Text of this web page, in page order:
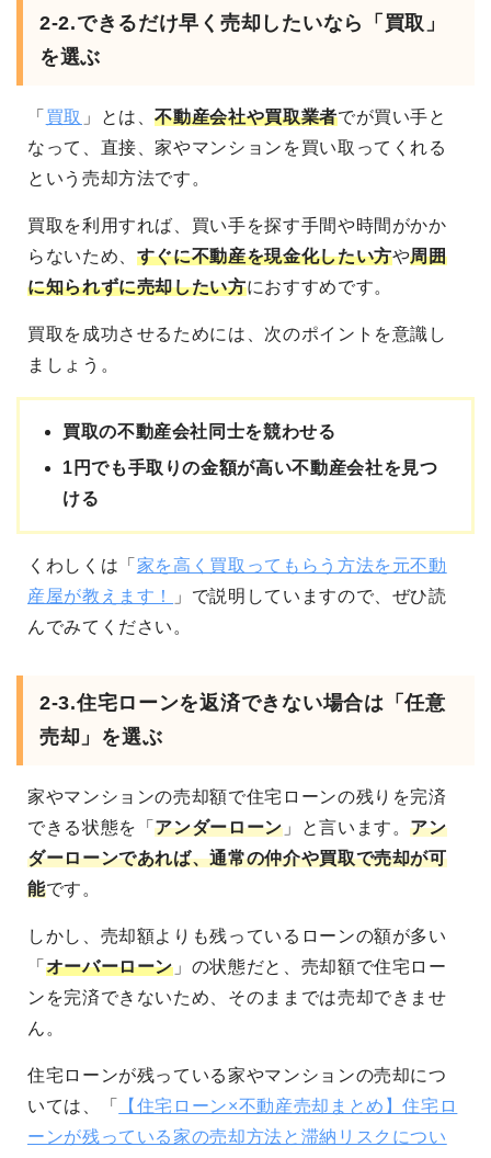
2-2.できるだけ早く売却したいなら「買取」
を選ぶ
「 買取 」とは、不動産会社や買取業者でが買い手と
なって、直接、家やマンションを買い取ってくれる
という売却方法です。
買取を利用すれば、買い手を探す手間や時間がかか
らないため、 すぐに不動産を現金化したい方や周囲
に知られずに売却したい方におすすめです。
買取を成功させるためには、次のポイントを意識し
ましょう。
買取の不動産会社同士を競わせる
1円でも手取りの金額が高い不動産会社を見つ
ける
くわしくは「 家を高く買取ってもらう方法を元不動
産屋が教えます！
」で説明していますので、ぜひ読
んでみてください。
2-3.住宅ローンを返済できない場合は「任意
売却」を選ぶ
家やマンションの売却額で住宅ローンの残りを完済
できる状態を「アンダーローン」と言います。アン
ダーローンであれば、通常の仲介や買取で売却が可
能です。
しかし、売却額よりも残っているローンの額が多い
「 オーバーローン 」の状態だと、売却額で住宅ロー
ンを完済できないため、そのままでは売却できませ
ん。
住宅ローンが残っている家やマンションの売却につ
いては、「
【住宅ローン×不動産売却まとめ】住宅ロ
ーンが残っている家の売却方法と滞納リスクについ